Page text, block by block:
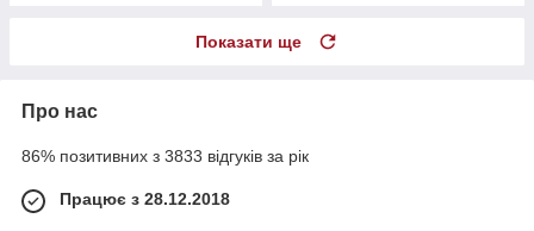
Показати ще
Про нас
86% позитивних з 3833 відгуків за рік
Працює з 28.12.2018